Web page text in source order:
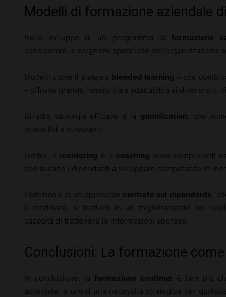
Modelli di formazione aziendale
Nello sviluppo di un programma di formazione
considerare le esigenze specifiche dell’organizzazione
Modelli come il sistema blended learning – che
– offrono grande flessibilità e adattabilità ai diversi stili
Un’altra strategia efficace è la gamification , che
interattivi e stimolanti.
Inoltre, il mentoring e il coaching sono componenti
che aiutano i dipendenti a sviluppare competenze in
L’adozione di un approccio centrato sul dipendente ,
e modulare, si traduce in un miglioramento del
capacità di trattenere le informazioni apprese.
Conclusioni: La formazione
In conclusione, la formazione continua è ben più
aziendale; è ormai una necessità strategica per